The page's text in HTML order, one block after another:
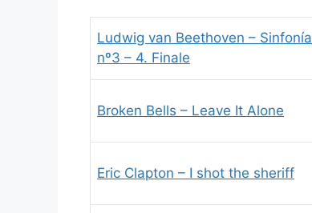
Ludwig van Beethoven – Sinfonía
nº3 – 4. Finale
Broken Bells – Leave It Alone
Eric Clapton – I shot the sheriff